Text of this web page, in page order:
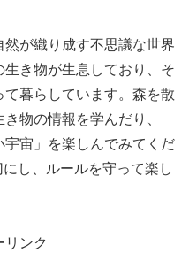
然が織り成す不思議な世界
き物が生息しており、そ
暮らしています。森を散
物の情報を学んだり、
宙」を楽しんでみてくだ
し、ルールを守って楽し
リンク